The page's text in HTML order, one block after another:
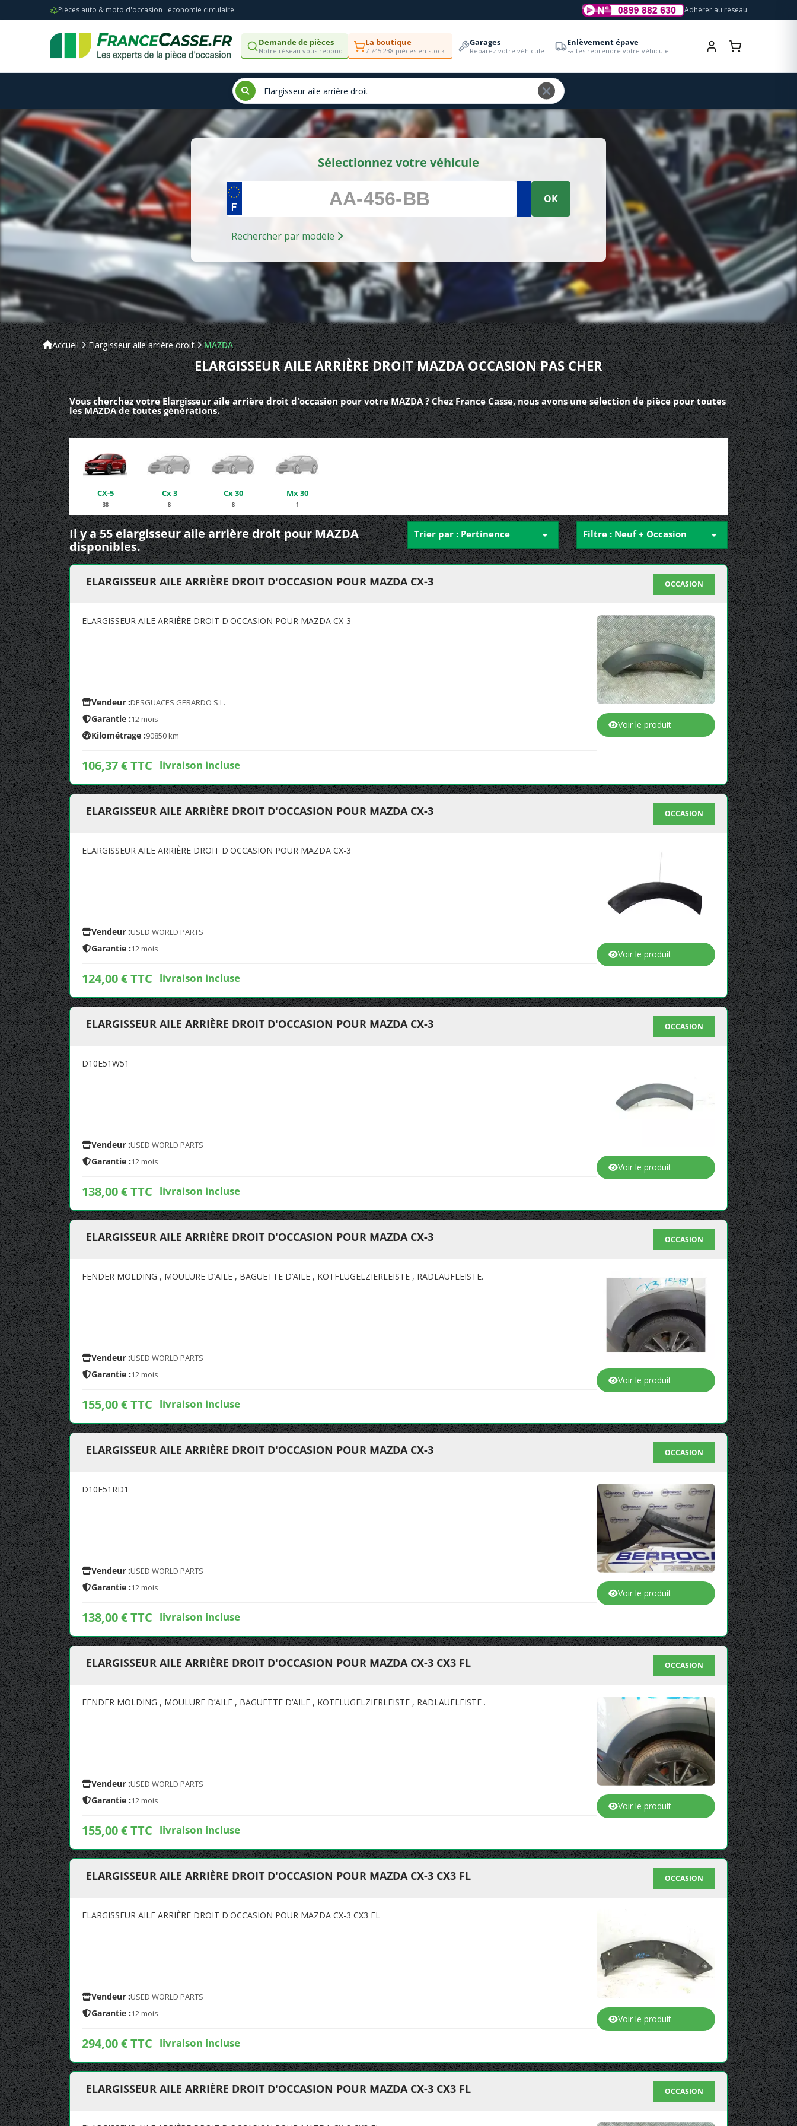
Pièces auto & moto d'occasion · économie circulaire Adhérer au réseau
Demande de pièces
Notre réseau vous répond
La boutique
7 745 238 pièces en stock
Garages
Réparez votre véhicule
Enlèvement épave
Faites reprendre votre véhicule
Sélectionnez votre véhicule
OK
Rechercher par modèle
Accueil Elargisseur aile arrière droit MAZDA
ELARGISSEUR AILE ARRIÈRE DROIT MAZDA OCCASION PAS CHER
Vous cherchez votre Elargisseur aile arrière droit d'occasion pour votre MAZDA ? Chez France Casse, nous avons une sélection de pièce pour toutes
les MAZDA de toutes générations.
CX-5
38
Cx 3
8
Cx 30
8
Mx 30
1
Il y a 55 elargisseur aile arrière droit pour MAZDA
disponibles.
Trier par : Pertinence  Filtre : Neuf + Occasion 
ELARGISSEUR AILE ARRIÈRE DROIT D'OCCASION POUR MAZDA CX-3 OCCASION
ELARGISSEUR AILE ARRIÈRE DROIT D'OCCASION POUR MAZDA CX-3
Vendeur :DESGUACES GERARDO S.L.
Garantie :12 mois
Kilométrage :90850 km
106,37 € TTC livraison incluse
Voir le produit
ELARGISSEUR AILE ARRIÈRE DROIT D'OCCASION POUR MAZDA CX-3 OCCASION
ELARGISSEUR AILE ARRIÈRE DROIT D'OCCASION POUR MAZDA CX-3
Vendeur :USED WORLD PARTS
Garantie :12 mois
124,00 € TTC livraison incluse
Voir le produit
ELARGISSEUR AILE ARRIÈRE DROIT D'OCCASION POUR MAZDA CX-3 OCCASION
D10E51W51
Vendeur :USED WORLD PARTS
Garantie :12 mois
138,00 € TTC livraison incluse
Voir le produit
ELARGISSEUR AILE ARRIÈRE DROIT D'OCCASION POUR MAZDA CX-3 OCCASION
FENDER MOLDING , MOULURE D’AILE , BAGUETTE D’AILE , KOTFLÜGELZIERLEISTE , RADLAUFLEISTE.
Vendeur :USED WORLD PARTS
Garantie :12 mois
155,00 € TTC livraison incluse
Voir le produit
ELARGISSEUR AILE ARRIÈRE DROIT D'OCCASION POUR MAZDA CX-3 OCCASION
D10E51RD1
Vendeur :USED WORLD PARTS
Garantie :12 mois
138,00 € TTC livraison incluse
Voir le produit
ELARGISSEUR AILE ARRIÈRE DROIT D'OCCASION POUR MAZDA CX-3 CX3 FL OCCASION
FENDER MOLDING , MOULURE D’AILE , BAGUETTE D’AILE , KOTFLÜGELZIERLEISTE , RADLAUFLEISTE .
Vendeur :USED WORLD PARTS
Garantie :12 mois
155,00 € TTC livraison incluse
Voir le produit
ELARGISSEUR AILE ARRIÈRE DROIT D'OCCASION POUR MAZDA CX-3 CX3 FL OCCASION
ELARGISSEUR AILE ARRIÈRE DROIT D'OCCASION POUR MAZDA CX-3 CX3 FL
Vendeur :USED WORLD PARTS
Garantie :12 mois
294,00 € TTC livraison incluse
Voir le produit
ELARGISSEUR AILE ARRIÈRE DROIT D'OCCASION POUR MAZDA CX-3 CX3 FL OCCASION